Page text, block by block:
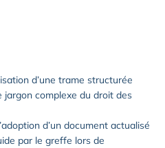
d’une trame structurée
jargon complexe du droit des
d’un document actualisé
par le greffe lors de